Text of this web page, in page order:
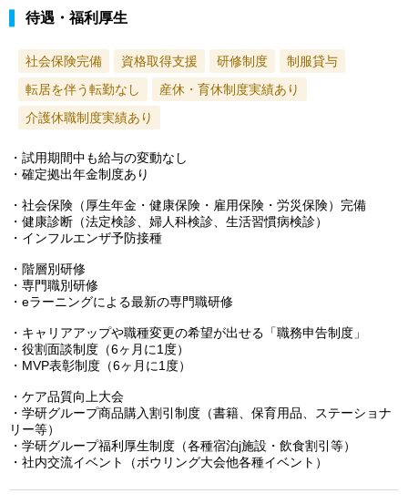
待遇・福利厚生
社会保険完備 資格取得支援 研修制度
制服貸与
転居を伴う転勤なし
産休・育休制度実績あり
介護休職制度実績あり
・試用期間中も給与の変動なし
・確定拠出年金制度あり
・社会保険（厚生年金・健康保険・雇用保険・労災保険）完備
・健康診断（法定検診、婦人科検診、生活習慣病検診）
・インフルエンザ予防接種
・階層別研修
・専門職別研修
・eラーニングによる最新の専門職研修
・キャリアアップや職種変更の希望が出せる「職務申告制度」
・役割面談制度（6ヶ月に1度）
・MVP表彰制度（6ヶ月に1度）
・ケア品質向上大会
・学研グループ商品購入割引制度（書籍、保育用品、ステーショナ
リー等）
・学研グループ福利厚生制度（各種宿泊j施設・飲食割引等）
・社内交流イベント（ボウリング大会他各種イベント）